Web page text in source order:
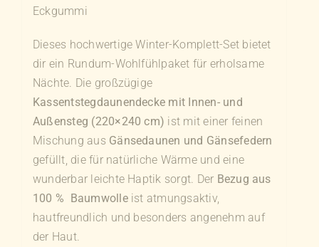
Eckgummi
Dieses hochwertige Winter-Komplett-Set bietet
dir ein Rundum-Wohlfühlpaket für erholsame
Nächte. Die großzügige
Kassentstegdaunendecke mit Innen- und
Außensteg (220×240 cm) ist mit einer feinen
Mischung aus Gänsedaunen und Gänsefedern
gefüllt, die für natürliche Wärme und eine
wunderbar leichte Haptik sorgt. Der Bezug aus
100 % Baumwolleist atmungsaktiv,
hautfreundlich und besonders angenehm auf
der Haut.